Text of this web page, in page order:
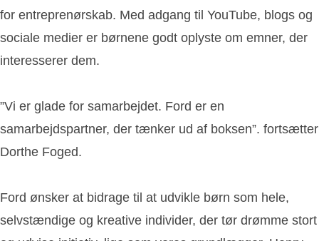
for entreprenørskab. Med adgang til YouTube, blogs og
sociale medier er børnene godt oplyste om emner, der
interesserer dem.
”Vi er glade for samarbejdet. Ford er en
samarbejdspartner, der tænker ud af boksen”. fortsætter
Dorthe Foged.
Ford ønsker at bidrage til at udvikle børn som hele,
selvstændige og kreative individer, der tør drømme stort